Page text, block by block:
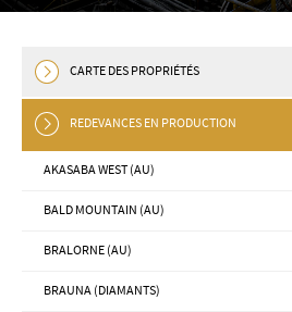
CARTE DES PROPRIÉTÉS
REDEVANCES EN PRODUCTION
AKASABA WEST (AU)
BALD MOUNTAIN (AU)
BRALORNE (AU)
BRAUNA (DIAMANTS)